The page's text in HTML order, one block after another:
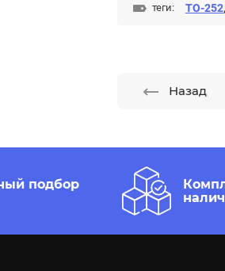
теги: TO-252,
Назад
подбор